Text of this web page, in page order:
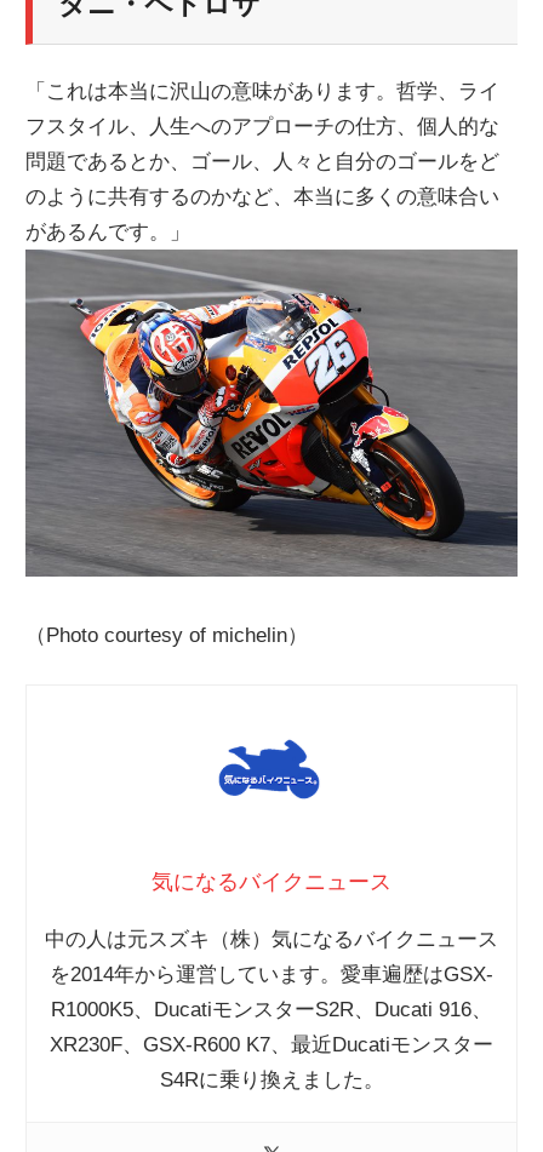
「これは本当に沢山の意味があります。哲学、ライ
フスタイル、人生へのアプローチの仕方、個人的な
問題であるとか、ゴール、人々と自分のゴールをど
のように共有するのかなど、本当に多くの意味合い
があるんです。」
（Photo courtesy of michelin）
気になるバイクニュース
中の人は元スズキ（株）気になるバイクニュース
を2014年から運営しています。愛車遍歴はGSX-
R1000K5、DucatiモンスターS2R、Ducati 916、
XR230F、GSX-R600 K7、最近Ducatiモンスター
S4Rに乗り換えました。